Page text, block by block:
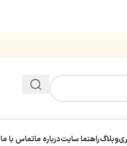
وبلاگراهنما سایتدرباره ماتماس با ما